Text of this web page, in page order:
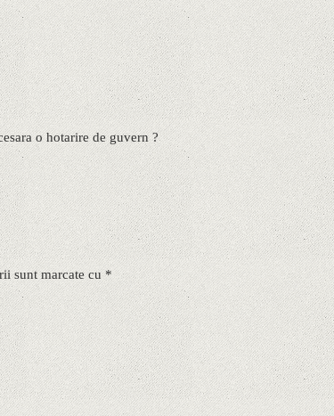
o hotarire de guvern ?
sunt marcate cu *